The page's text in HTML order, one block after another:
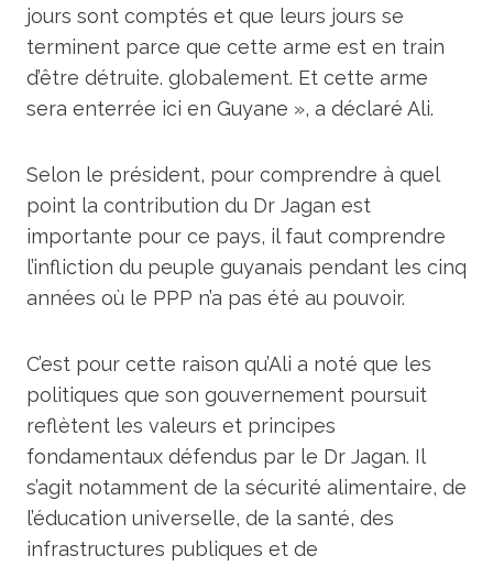
jours sont comptés et que leurs jours se
terminent parce que cette arme est en train
d’être détruite. globalement. Et cette arme
sera enterrée ici en Guyane », a déclaré Ali.
Selon le président, pour comprendre à quel
point la contribution du Dr Jagan est
importante pour ce pays, il faut comprendre
l’infliction du peuple guyanais pendant les cinq
années où le PPP n’a pas été au pouvoir.
C’est pour cette raison qu’Ali a noté que les
politiques que son gouvernement poursuit
reflètent les valeurs et principes
fondamentaux défendus par le Dr Jagan. Il
s’agit notamment de la sécurité alimentaire, de
l’éducation universelle, de la santé, des
infrastructures publiques et de